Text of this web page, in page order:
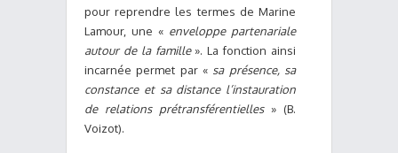
pour reprendre les termes de Marine
Lamour, une « enveloppe partenariale
autour de la famille ». La fonction ainsi
incarnée permet par « sa présence, sa
constance et sa distance l’instauration
de relations prétransférentielles» (B.
Voizot).